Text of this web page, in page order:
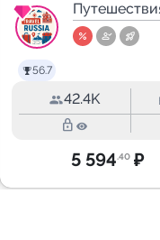
56.7
стране
42.4K
lock_outline
5 594.40 ₽